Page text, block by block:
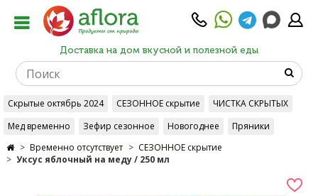
Доставка на дом вкусной и полезной еды
Скрытые октябрь 2024 СЕЗОННОЕ скрытие
ЧИСТКА СКРЫТЫХ
Мед временно
Зефир сезонное Новогоднее
Пряники
Временно отсутствует
СЕЗОННОЕ скрытие
Уксус яблочный на меду / 250 мл